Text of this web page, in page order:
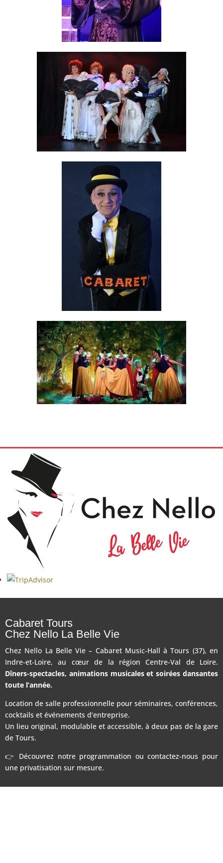
Cabaret Tours
Chez Nello La Belle Vie
Chez Nello La Belle Vie – Cabaret Music-Hall à Tours (37), en
Indre-et-Loire, au cœur de la région Centre-Val de Loire.
Dîners-spectacles, animations musicales et soirées dansantes
toute l’année.
Location de salle professionnelle pour séminaires, conférences,
cocktails et événements d’entreprise.
Un lieu original, modulable et accessible, à deux pas de la gare
de Tours.
👉 Découvrez notre programmation ou contactez-nous pour
une privatisation sur mesure.